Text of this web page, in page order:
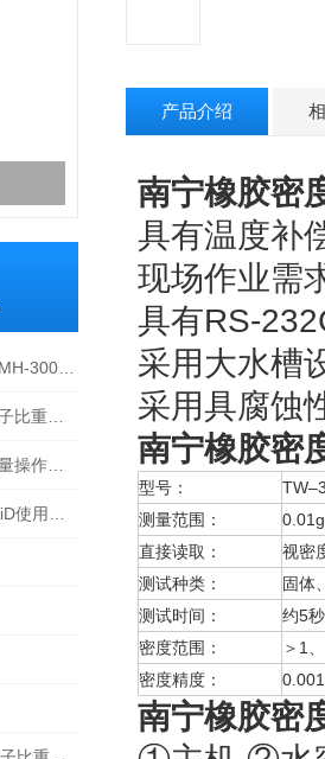
产品介绍
南宁橡胶密
具有温度补
现场作业需
具有RS-
采用大水槽
采用具腐蚀
南宁橡胶密
型号：
测量范围：
直接读取：
视密
测试种类：
固体
测试时间：
约5秒
密度范围：
＞1
密度精度：
南宁橡胶密